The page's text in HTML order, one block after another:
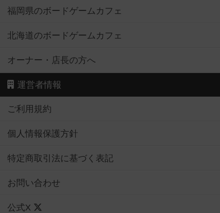
福岡県のボードゲームカフェ
北海道のボードゲームカフェ
オーナー・店長の方へ
運営者情報
ご利用規約
個人情報保護方針
特定商取引法に基づく表記
お問い合わせ
公式X